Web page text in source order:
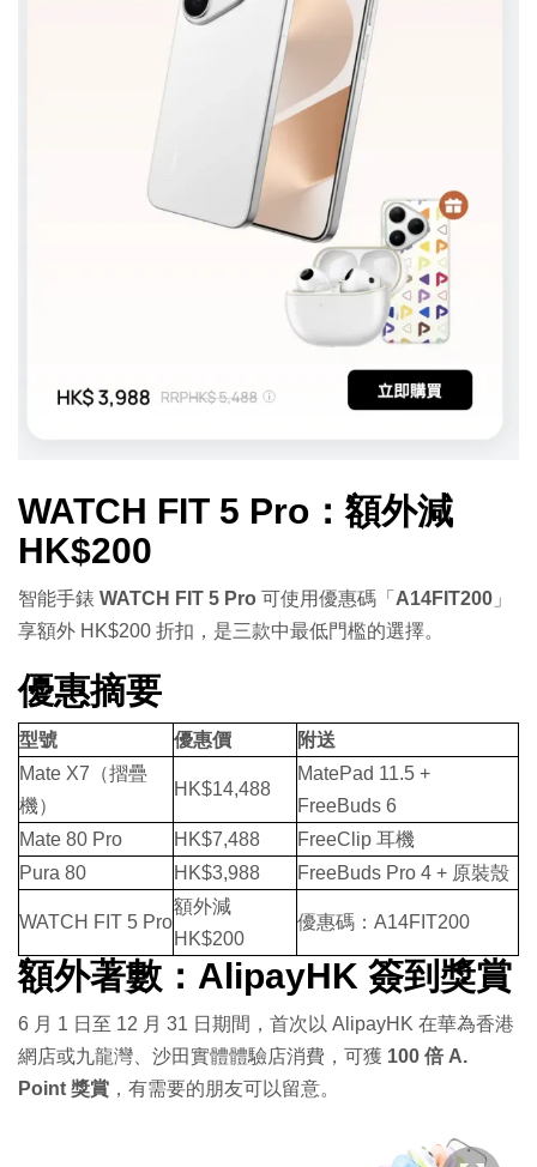
WATCH FIT 5 Pro：額外減
HK$200
智能手錶 WATCH FIT 5 Pro 可使用優惠碼「 A14FIT200 」
享額外 HK$200 折扣，是三款中最低門檻的選擇。
優惠摘要
型號 優惠價
附送
Mate X7（摺疊
機）
HK$14,488
MatePad 11.5 +
FreeBuds 6
Mate 80 Pro
HK$7,488
FreeClip 耳機
Pura 80
HK$3,988 FreeBuds Pro 4 + 原裝殼
WATCH FIT 5 Pro
額外減
HK$200
優惠碼：A14FIT200
額外著數：AlipayHK 簽到獎賞
6 月 1 日至 12 月 31 日期間，首次以 AlipayHK 在華為香港
網店或九龍灣、沙田實體體驗店消費，可獲 100 倍 A.
Point 獎賞 ，有需要的朋友可以留意。